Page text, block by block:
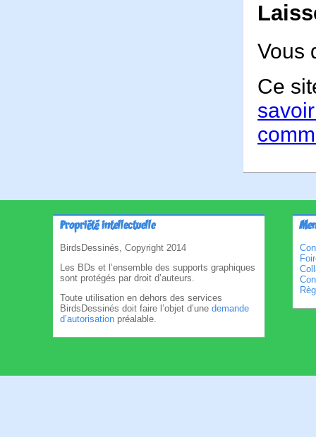
Vous
Ce
Propriété intellectuelle
BirdsDessinés, Copyright 2014
Les BDs et l’ensemble des supports graphiques
sont protégés par droit d’auteurs.
Toute utilisation en dehors des services
BirdsDessinés doit faire l’objet d’une demande
d’autorisation préalable.